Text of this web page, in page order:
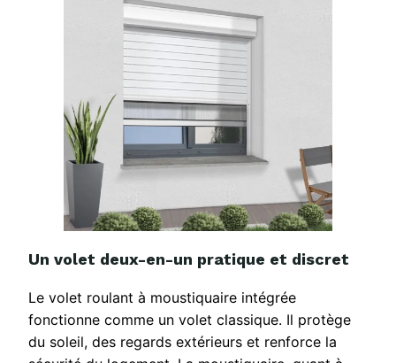
Un volet deux-en-un pratique et discret
Le volet roulant à moustiquaire intégrée
fonctionne comme un volet classique. Il protège
du soleil, des regards extérieurs et renforce la